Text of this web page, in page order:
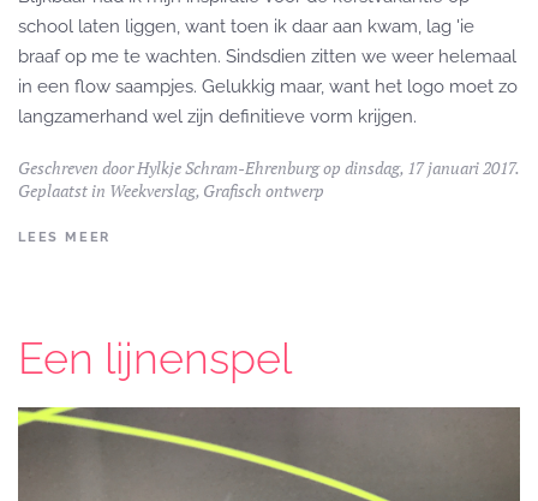
school laten liggen, want toen ik daar aan kwam, lag 'ie
braaf op me te wachten. Sindsdien zitten we weer helemaal
in een flow saampjes. Gelukkig maar, want het logo moet zo
langzamerhand wel zijn definitieve vorm krijgen.
Geschreven doorHylkje Schram-Ehrenburgop dinsdag, 17 januari 2017.
Geplaatst in Weekverslag, Grafisch ontwerp
LEES MEER
Een lijnenspel